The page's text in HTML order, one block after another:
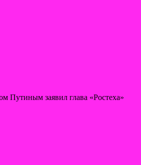
Путиным заявил глава «Ростеха»